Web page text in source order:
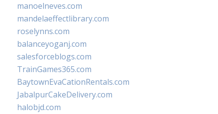
manoelneves.com
mandelaeffectlibrary.com
roselynns.com
balanceyoganj.com
salesforceblogs.com
TrainGames365.com
BaytownEvaCationRentals.com
JabalpurCakeDelivery.com
halobjd.com